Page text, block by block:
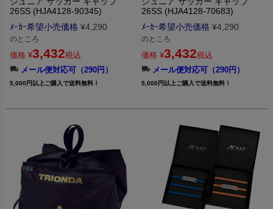
26SS (HJA4128-90345)
ﾒｰｶｰ希望小売価格 ¥4,290
のところ
価格 ¥3,432税込
メール便対応可（290円）
5,000円以上ご購入で送料無料！
26SS (HJA4128-70683)
ﾒｰｶｰ希望小売価格 ¥4,290
のところ
価格 ¥3,432税込
メール便対応可（290円）
5,000円以上ご購入で送料無料！